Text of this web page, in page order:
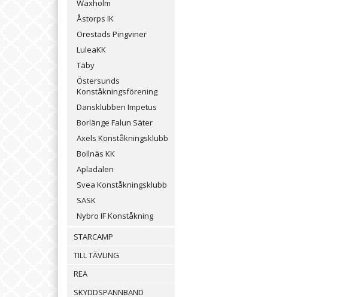
Waxholm
Åstorps IK
Orestads Pingviner
LuleaKK
Täby
Östersunds
Konståkningsförening
Dansklubben Impetus
Borlänge Falun Säter
Axels Konståkningsklubb
Bollnäs KK
Apladalen
Svea Konståkningsklubb
SASK
Nybro IF Konståkning
STARCAMP
TILL TÄVLING
REA
SKYDDSPANNBAND